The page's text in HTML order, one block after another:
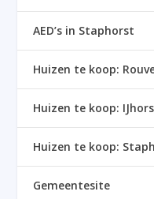
AED’s in Staphorst
Huizen te koop:
Huizen te koop:
Huizen te koop:
Gemeentesite